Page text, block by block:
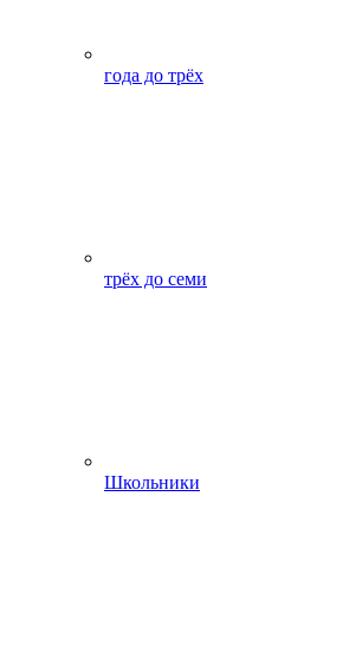
года до трёх
трёх до семи
Школьники